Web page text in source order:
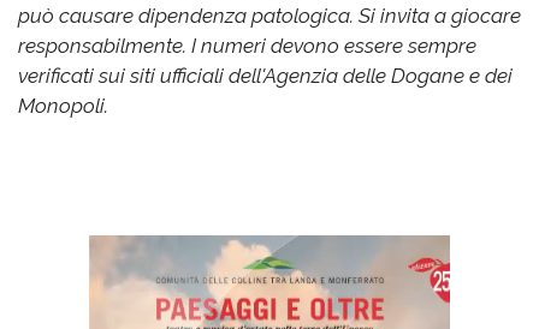
può causare dipendenza patologica. Si invita a giocare
responsabilmente. I numeri devono essere sempre
verificati sui siti ufficiali dell'Agenzia delle Dogane e dei
Monopoli.